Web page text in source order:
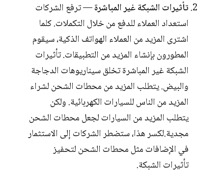
تأثيرات الشبكة غير المباشرة— ترفع الشركات
استعداد العملاء للدفع من خلال التكملات. كلما
اشترى المزيد من العملاء الهواتف الذكية، سيقوم
المطورون بإنشاء المزيد من التطبيقات. تأثيرات
الشبكة غير المباشرة تخلق سيناريوهات الدجاجة
والبيض. يتطلب المزيد من محطات الشحن لشراء
المزيد من الناس للسيارات الكهربائية. ولكن
يتطلب المزيد من السيارات لجعل محطات الشحن
مجدية.لكسر هذا، ستضطر الشركات إلى الاستثمار
في الإضافات مثل محطات الشحن لتحفيز
تأثيرات الشبكة.